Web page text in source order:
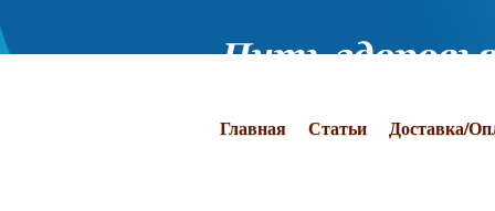
Главная Статьи Доставка/